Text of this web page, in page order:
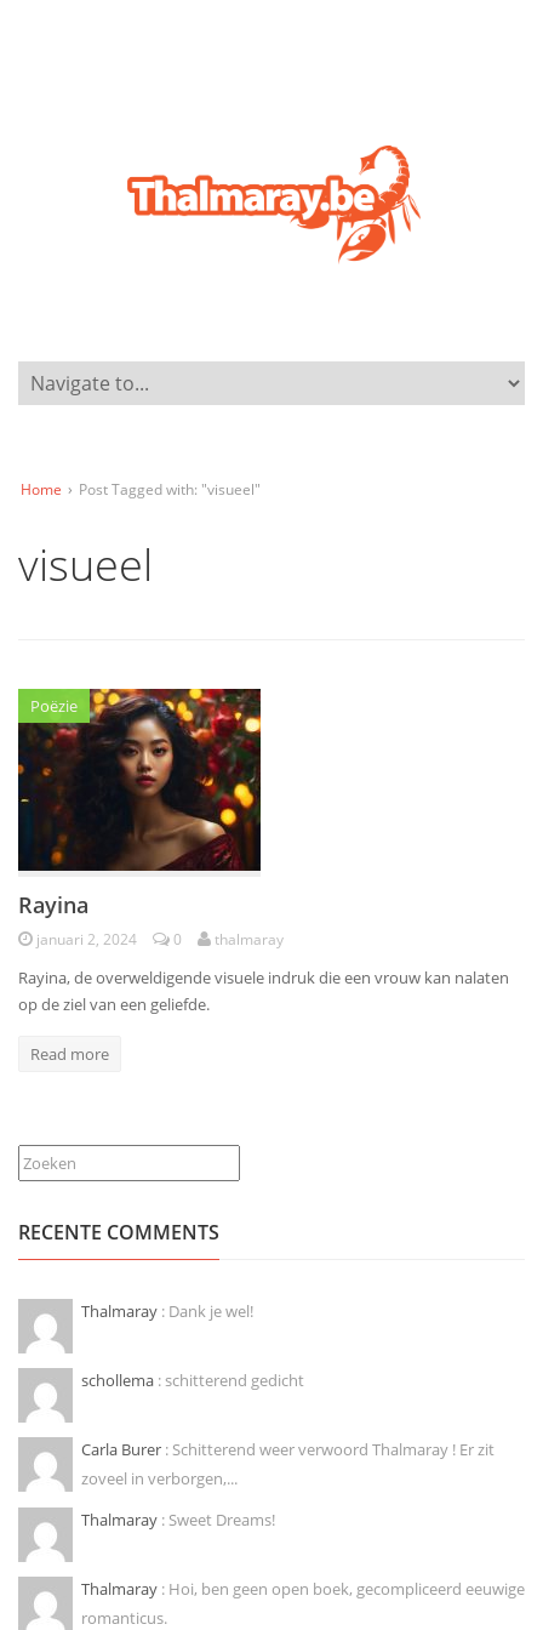
Home › Post Tagged with: "visueel"
visueel
Poëzie
Rayina
januari 2, 2024 0 thalmaray
Rayina, de overweldigende visuele indruk die een vrouw kan nalaten
op de ziel van een geliefde.
Read more
Zoeken
RECENTE COMMENTS
Thalmaray : Dank je wel!
schollema : schitterend gedicht
Carla Burer : Schitterend weer verwoord Thalmaray ! Er zit
zoveel in verborgen,...
Thalmaray : Sweet Dreams!
Thalmaray : Hoi, ben geen open boek, gecompliceerd eeuwige
romanticus.